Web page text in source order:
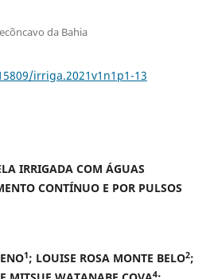
da Bahia
irriga.2021v1n1p1-13
IRRIGADA COM ÁGUAS
CONTÍNUO E POR PULSOS
1; LOUISE ROSA MONTE BELO2;
4